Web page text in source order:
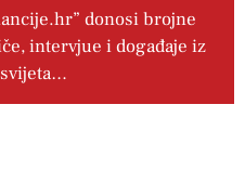
donosi brojne
intervjue i događaje iz